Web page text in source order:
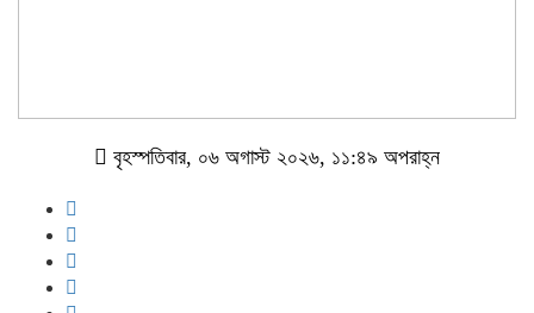
বৃহস্পতিবার, ০৬ অগাস্ট ২০২৬, ১১:৪৯ অপরাহ্ন